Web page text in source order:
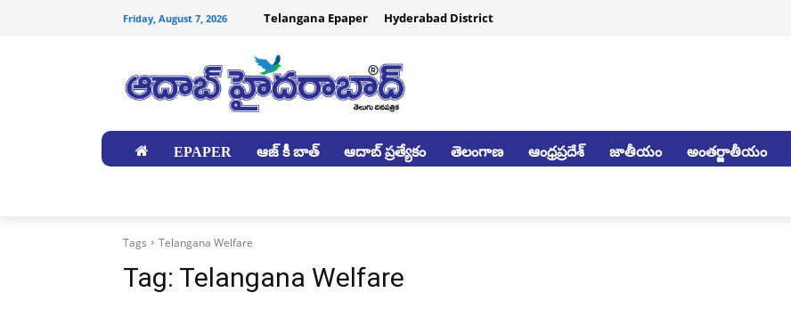
Friday, August 7, 2026 Telangana Epaper Hyderabad District
EPAPER ఆజ్ కీ బాత్ ఆదాబ్ ప్రత్యేకం తెలంగాణ ఆంధ్రప్రదేశ్ జాతీయం అంతర్జాతీయం
Tags Telangana Welfare
Tag: Telangana Welfare